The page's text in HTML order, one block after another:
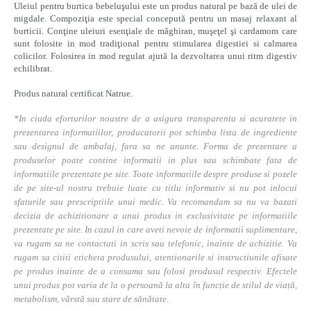
Uleiul pentru burtica bebeluşului este un produs natural pe bază de ulei de
migdale. Compoziţia este special concepută pentru un masaj relaxant al
burticii. Conţine uleiuri esenţiale de măghiran, muşeţel şi cardamom care
sunt folosite in mod tradiţional pentru stimularea digestiei si calmarea
colicilor. Folosirea in mod regulat ajută la dezvoltarea unui ritm digestiv
echilibrat.
Produs natural certificat Natrue.
*In ciuda eforturilor noastre de a asigura transparenta si acuratete in
prezentarea informatiilor, producatorii pot schimba lista de ingrediente
sau designul de ambalaj, fara sa ne anunte. Forma de prezentare a
produselor poate contine informatii in plus sau schimbate fata de
informatiile prezentate pe site. Toate informatiile despre produse si pozele
de pe site-ul nostru trebuie luate cu titlu informativ si nu pot inlocui
sfaturile sau prescriptiile unui medic. Va recomandam sa nu va bazati
decizia de achizitionare a unui produs in exclusivitate pe informatiile
prezentate pe site. In cazul in care aveti nevoie de informatii suplimentare,
va rugam sa ne contactati in scris sau telefonic, inainte de achizitie. Va
rugam sa cititi eticheta produsului, atentionarile si instructiunile afisate
pe produs inainte de a consuma sau folosi produsul respectiv. Efectele
unui produs pot varia de la o persoană la alta în funcție de stilul de viață,
metabolism, vârstă sau stare de sănătate.